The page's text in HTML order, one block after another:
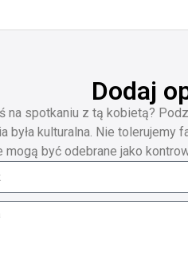
Dodaj
na spotkaniu z tą kobietą?
była kulturalna. Nie tolerujemy
mogą być odebrane jako